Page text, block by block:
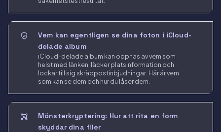
Vem kan egentligen se dina foton i iCloud-
delade album
iCloud-delade album kan öppnas av vem som
helst med länken, läcker platsinformation och
lockar till sig skräppostinbjudningar. Här är vem
som kan se dem och hur du låser dem.
Mönsterkryptering: Hur att rita en form
skyddar dina filer